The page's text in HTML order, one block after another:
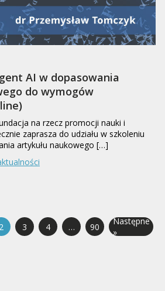
AI w dopasowania
do wymogów
na rzecz promocji nauki i
zaprasza do udziału w szkoleniu
artykułu naukowego […]
2 3 4 … 90
Następne
»